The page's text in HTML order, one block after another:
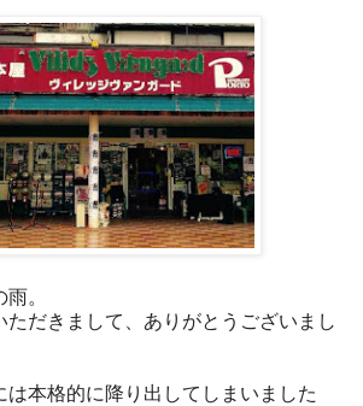
。
ただきまして、ありがとうございまし
は本格的に降り出してしまいました